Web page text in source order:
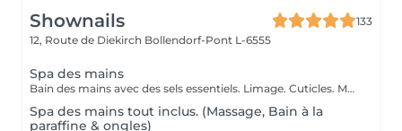
Shownails
133
12, Route de Diekirch Bollendorf-Pont L-6555
Spa des mains
Bain des mains avec des sels essentiels. Limage. Cuticles. Massage des mains
Spa des mains tout inclus. (Massage, Bain à la
paraffine & ongles)